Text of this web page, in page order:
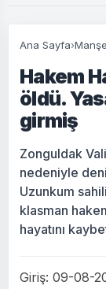
Ana Sayfa›
Hakem
öldü.
girmiş
Zonguldak
nedeniyle
Uzunkum
klasman
hayatını
Giriş: 09-08-